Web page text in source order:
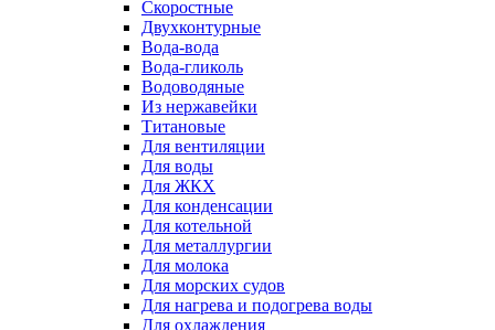
Скоростные
Двухконтурные
Вода-вода
Вода-гликоль
Водоводяные
Из нержавейки
Титановые
Для вентиляции
Для воды
Для ЖКХ
Для конденсации
Для котельной
Для металлургии
Для молока
Для морских судов
Для нагрева и подогрева воды
Для охлаждения